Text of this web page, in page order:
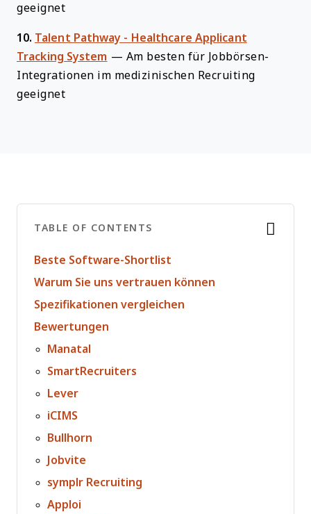
geeignet
10. Talent Pathway - Healthcare Applicant
Tracking System — Am besten für Jobbörsen-
Integrationen im medizinischen Recruiting
geeignet
TABLE OF CONTENTS
Beste Software-Shortlist
Warum Sie uns vertrauen können
Spezifikationen vergleichen
Bewertungen
Manatal
SmartRecruiters
Lever
iCIMS
Bullhorn
Jobvite
symplr Recruiting
Apploi